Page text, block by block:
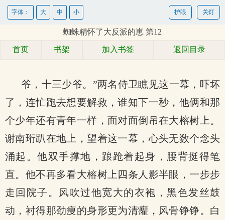
关灯
护眼
字体： 大 中 小
蜘蛛精怀了大反派的崽 第12
首页 书架 加入书签 返回目录
爷，十三少爷。”两名侍卫瞧见这一幕，吓坏
了，连忙跑去想要解救，谁知下一秒，他俩和那
个少年还有青年一样，面对面倒吊在大榕树上。
谢南珩趴在地上，望着这一幕，心头无数个念头
涌起。他双手撑地，踉跄着起身，腰背挺得笔
直。他不再多看大榕树上四条人影半眼，一步步
走回院子。风吹过他宽大的衣袍，黑色发丝鼓
动，衬得那劲痩的身形更为清癯，风骨铮铮。白